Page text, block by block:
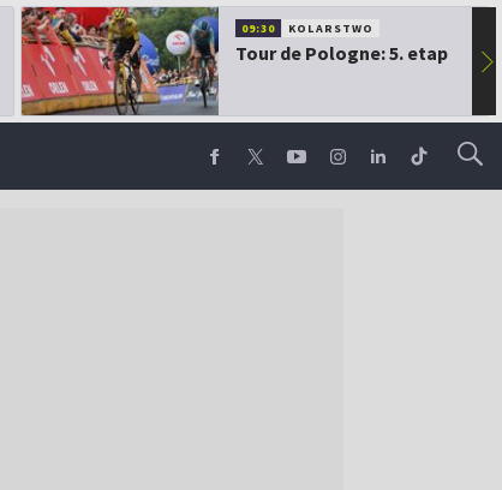
09:30 KOLARSTWO
Tour de Pologne: 5. etap ▶